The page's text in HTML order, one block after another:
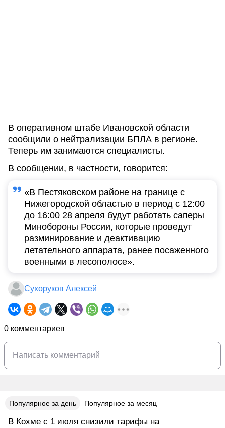
В оперативном штабе Ивановской области
сообщили о нейтрализации БПЛА в регионе.
Теперь им занимаются специалисты.
В сообщении, в частности, говорится:
«В Пестяковском районе на границе с
Нижегородской областью в период с 12:00
до 16:00 28 апреля будут работать саперы
Минобороны России, которые проведут
разминирование и деактивацию
летательного аппарата, ранее посаженного
военными в лесополосе».
Сухоруков Алексей
0 комментариев
Популярное за день Популярное за месяц
В Кохме с 1 июля снизили тарифы на